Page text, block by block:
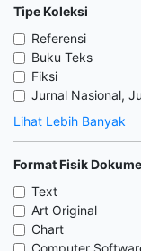
Tipe Koleksi
Referensi
Buku Teks
Fiksi
Jurnal Nasional,
Lihat Lebih Banyak
Format Fisik
Text
Art Original
Chart
Computer